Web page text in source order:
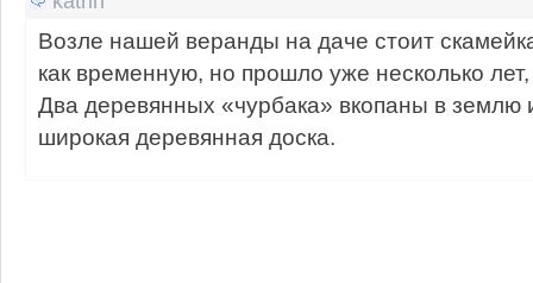
Возле нашей веранды на даче стоит
как временную, но прошло уже несколько
Два деревянных «чурбака» вкопаны в землю
широкая деревянная доска.